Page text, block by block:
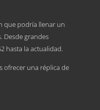
que podría llenar un
Desde grandes
hasta la actualidad.
ofrecer una réplica de